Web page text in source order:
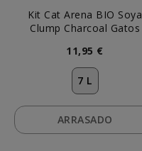
Kit Cat Arena BIO Soya
Clump Charcoal Gatos
11,95 €
7 L
ARRASADO